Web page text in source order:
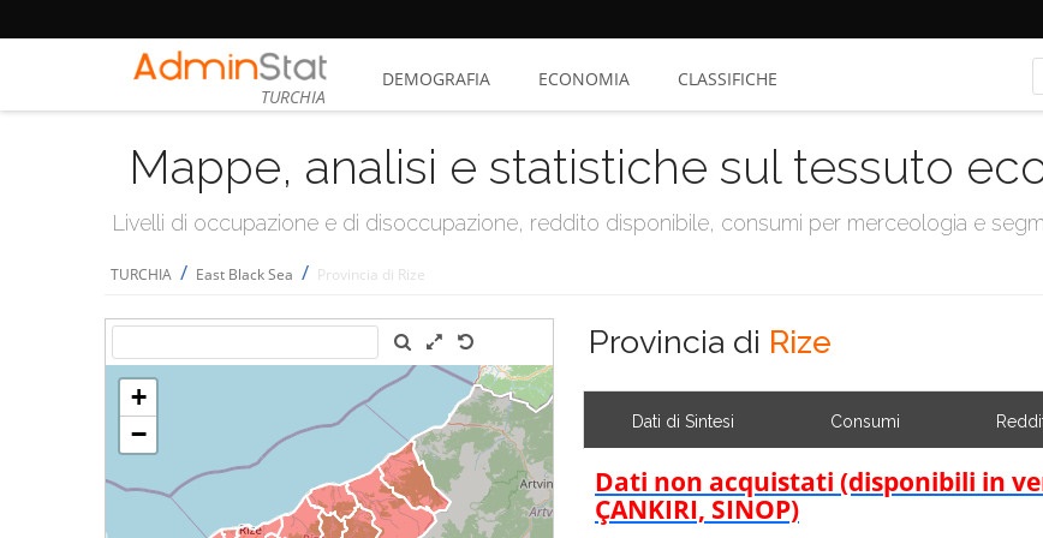
TURCHIA
DEMOGRAFIA ECONOMIA CLASSIFICHE
Mappe, analisi e statistiche sul tessuto
Livelli di occupazione e di disoccupazione, reddito disponibile, consumi per merceologia e
TURCHIA / East Black Sea / Provincia di Rize
Provincia di Rize
Dati di Sintesi Consumi
Dati non acquistati (disponibili in
ÇANKIRI, SINOP)